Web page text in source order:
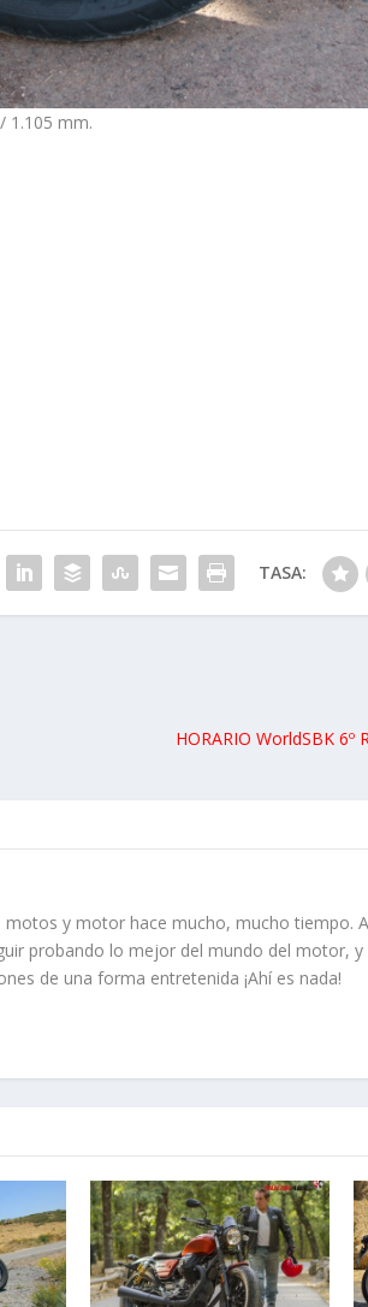
1.105 mm.
TASA:
HORARIO WorldSBK
motos y motor hace mucho, mucho tiempo.
probando lo mejor del mundo del motor,
de una forma entretenida ¡Ahí es nada!